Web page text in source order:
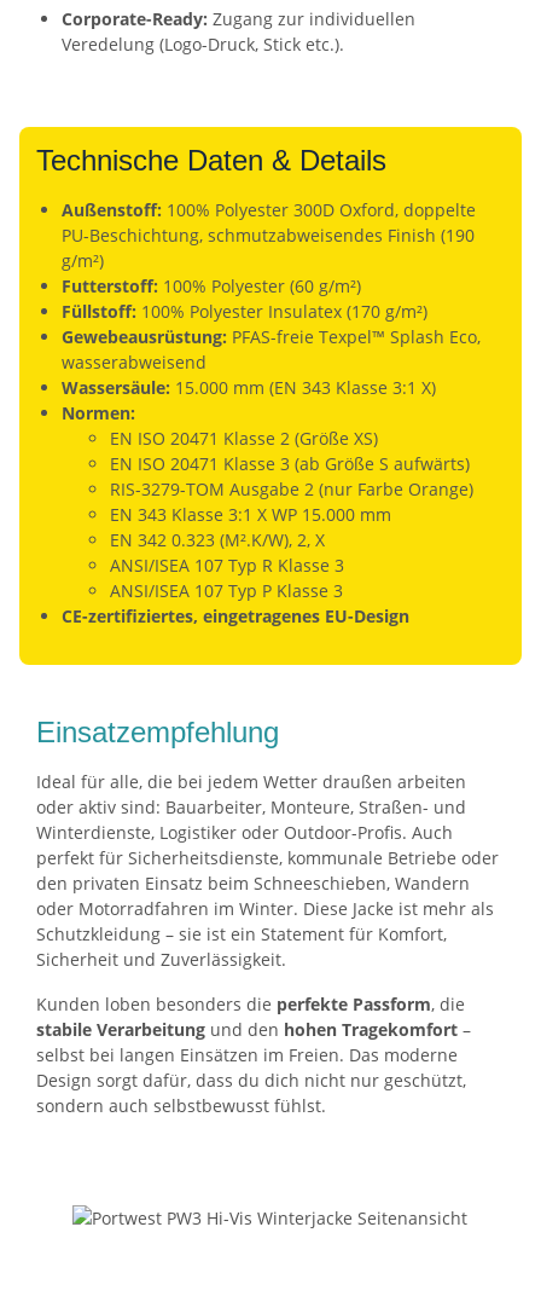
Corporate-Ready: Zugang zur individuellen
Veredelung (Logo-Druck, Stick etc.).
Technische Daten & Details
Außenstoff: 100% Polyester 300D Oxford, doppelte
PU-Beschichtung, schmutzabweisendes Finish (190
g/m²)
Futterstoff: 100% Polyester (60 g/m²)
Füllstoff: 100% Polyester Insulatex (170 g/m²)
Gewebeausrüstung: PFAS-freie Texpel™ Splash Eco,
wasserabweisend
Wassersäule: 15.000 mm (EN 343 Klasse 3:1 X)
Normen:
EN ISO 20471 Klasse 2 (Größe XS)
EN ISO 20471 Klasse 3 (ab Größe S aufwärts)
RIS-3279-TOM Ausgabe 2 (nur Farbe Orange)
EN 343 Klasse 3:1 X WP 15.000 mm
EN 342 0.323 (M².K/W), 2, X
ANSI/ISEA 107 Typ R Klasse 3
ANSI/ISEA 107 Typ P Klasse 3
CE-zertifiziertes, eingetragenes EU-Design
Einsatzempfehlung
Ideal für alle, die bei jedem Wetter draußen arbeiten
oder aktiv sind: Bauarbeiter, Monteure, Straßen- und
Winterdienste, Logistiker oder Outdoor-Profis. Auch
perfekt für Sicherheitsdienste, kommunale Betriebe oder
den privaten Einsatz beim Schneeschieben, Wandern
oder Motorradfahren im Winter. Diese Jacke ist mehr als
Schutzkleidung – sie ist ein Statement für Komfort,
Sicherheit und Zuverlässigkeit.
Kunden loben besonders die perfekte Passform, die
stabile Verarbeitung und den hohen Tragekomfort –
selbst bei langen Einsätzen im Freien. Das moderne
Design sorgt dafür, dass du dich nicht nur geschützt,
sondern auch selbstbewusst fühlst.